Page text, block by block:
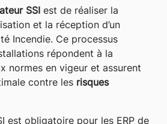
SSIest de réaliser la
et la réception d’un
Incendie. Ce processus
répondent à la
normes en vigeur et assurent
contre les risques
est obligatoire pour les ERP de